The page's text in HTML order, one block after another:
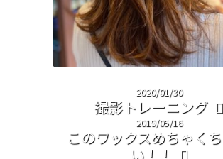
2020/01/30
撮影トレーニング
2019/05/16
このワックスめちゃく
い！！